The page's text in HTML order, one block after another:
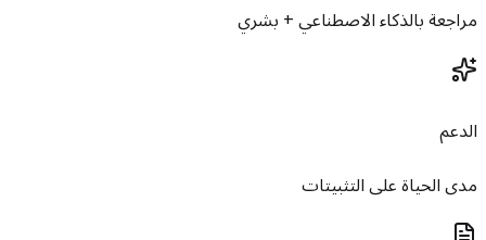
مراجعة بالذكاء الاصطناعي + بشري
الدعم
مدى الحياة على التثبيتات